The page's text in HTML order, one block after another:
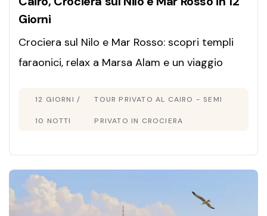
Giorni
Crociera sul Nilo e Mar Rosso: scopri templi
faraonici, relax a Marsa Alam e un viaggio
esperienze indimenticabili.
12 GIORNI /
10 NOTTI
TOUR PRIVATO AL CAIRO - SEMI
PRIVATO IN CROCIERA